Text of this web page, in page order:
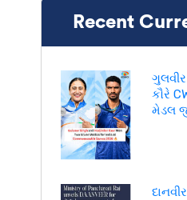
Recent
કૌરે
મેડલ